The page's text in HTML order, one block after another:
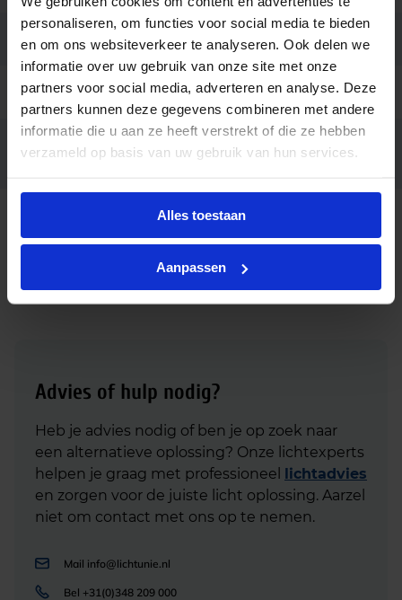
personaliseren, om functies voor social media te bieden
en om ons websiteverkeer te analyseren. Ook delen we
informatie over uw gebruik van onze site met onze
partners voor social media, adverteren en analyse. Deze
partners kunnen deze gegevens combineren met andere
informatie die u aan ze heeft verstrekt of die ze hebben
verzameld op basis van uw gebruik van hun services.
Alles toestaan
Aanpassen
Code 31633100
Ean code 8719514316331
Fabrikantnaam
TForce Core LED road 40W 730
E40 MV
Download productsheet Philips TrueForce Core LED SON
tubular road 40W 730 E40 MV
Advies of hulp nodig?
Heb je advies nodig of ben je op zoek naar
een alternatieve oplossing? Onze lichtexperts
helpen je graag met professioneel lichtadvies
en zorgen voor de juiste licht oplossing. Aarzel
niet om contact met ons op te nemen.
Mail info@lichtunie.nl
Bel +31(0)348 209 000